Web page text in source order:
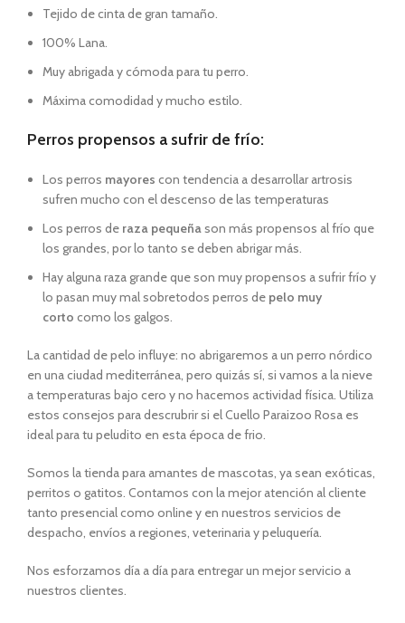
Tejido de cinta de gran tamaño.
100% Lana.
Muy abrigada y cómoda para tu perro.
Máxima comodidad y mucho estilo.
Perros propensos a sufrir de frío:
Los perros mayores con tendencia a desarrollar artrosis
sufren mucho con el descenso de las temperaturas
Los perros de raza pequeñason más propensos al frío que
los grandes, por lo tanto se deben abrigar más.
Hay alguna raza grande que son muy propensos a sufrir frío y
lo pasan muy mal sobretodos perros de pelo muy
corto como los galgos.
La cantidad de pelo influye: no abrigaremos a un perro nórdico
en una ciudad mediterránea, pero quizás sí, si vamos a la nieve
a temperaturas bajo cero y no hacemos actividad física. Utiliza
estos consejos para descrubrir si el Cuello Paraizoo Rosa es
ideal para tu peludito en esta época de frio.
Somos la tienda para amantes de mascotas, ya sean exóticas,
perritos o gatitos. Contamos con la mejor atención al cliente
tanto presencial como online y en nuestros servicios de
despacho, envíos a regiones, veterinaria y peluquería.
Nos esforzamos día a día para entregar un mejor servicio a
nuestros clientes.